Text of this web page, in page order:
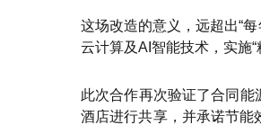
这场改造的意义，远超出“
云计算及AI智能技术，实施“
此次合作再次验证了合同
酒店进行共享，并承诺节能